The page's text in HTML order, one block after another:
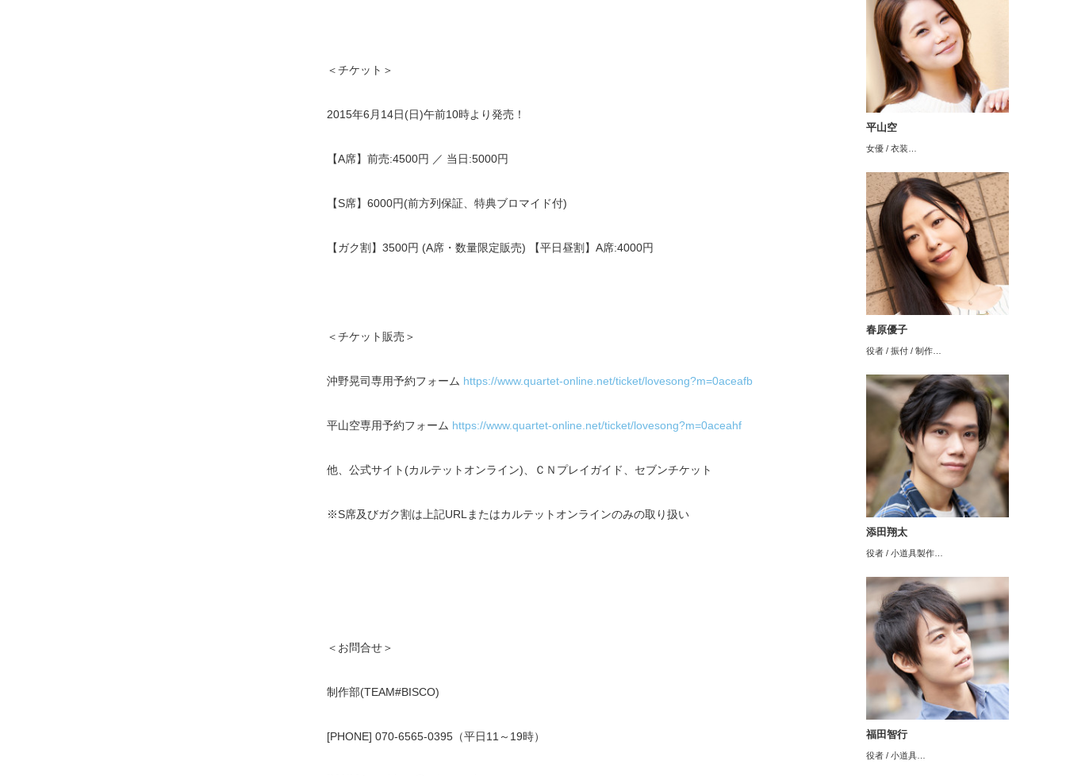
＜チケット＞
2015年6月14日(日)午前10時より発売！
【A席】前売:4500円 ／ 当日:5000円
【S席】6000円(前方列保証、特典ブロマイド付)
【ガク割】3500円 (A席・数量限定販売) 【平日昼割】A席:4000円
＜チケット販売＞
沖野晃司専用予約フォーム https://www.quartet-online.net/ticket/lovesong?m=0aceafb
平山空専用予約フォーム https://www.quartet-online.net/ticket/lovesong?m=0aceahf
他、公式サイト(カルテットオンライン)、ＣＮプレイガイド、セブンチケット
※S席及びガク割は上記URLまたはカルテットオンラインのみの取り扱い
＜お問合せ＞
制作部(TEAM#BISCO)
[PHONE] 070-6565-0395（平日11～19時）
平山空
女優 / 衣装…
春原優子
役者 / 振付 / 制作…
添田翔太
役者 / 小道具製作…
福田智行
役者 / 小道具…